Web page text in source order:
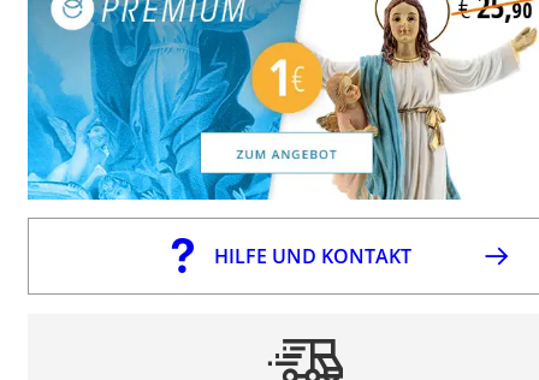
HILFE UND KONTAKT